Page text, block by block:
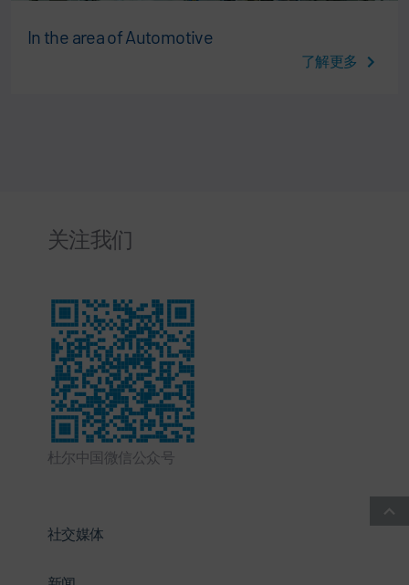
In the area of Automotive
了解更多
关注我们
杜尔中国微信公众号
社交媒体